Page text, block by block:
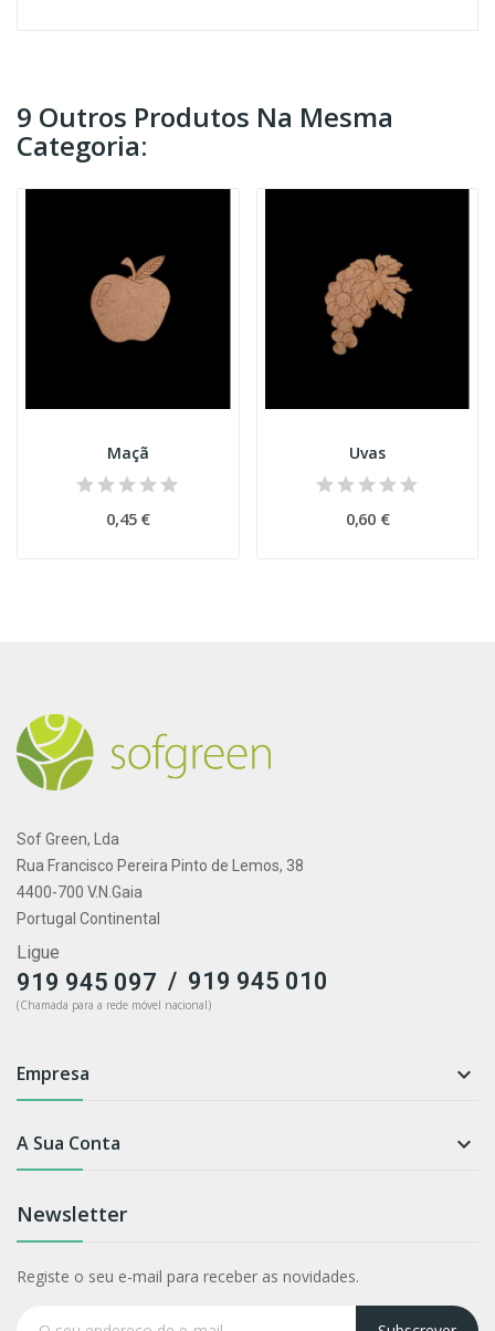
9 Outros Produtos Na Mesma
Categoria:
Maçã
0,45 €
Uvas
0,60 €
Sof Green, Lda
Rua Francisco Pereira Pinto de Lemos, 38
4400-700 V.N.Gaia
Portugal Continental
Ligue
919 945 097 / 919 945 010
(Chamada para a rede móvel nacional)
Empresa 
A Sua Conta 
Newsletter
Registe o seu e-mail para receber as novidades.